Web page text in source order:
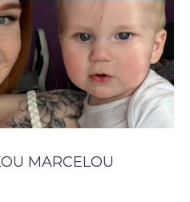
MARCELOU